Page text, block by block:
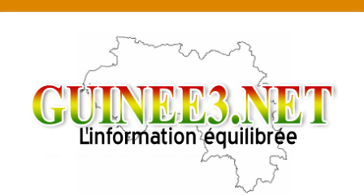
content